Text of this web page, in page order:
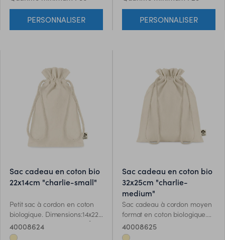
PERSONNALISER PERSONNALISER
sac cadeau en coton bio
22x14cm "charlie-small"
Petit sac à cordon en coton
biologique. Dimensions:14x22
cm. Grammage: 105 gr/m².
40008624
sac cadeau en coton bio
32x25cm "charlie-
medium"
Sac cadeau à cordon moyen
format en coton biologique.
Dimensions: 25 x 32 cm.
Grammage:105 gr/m².
40008625